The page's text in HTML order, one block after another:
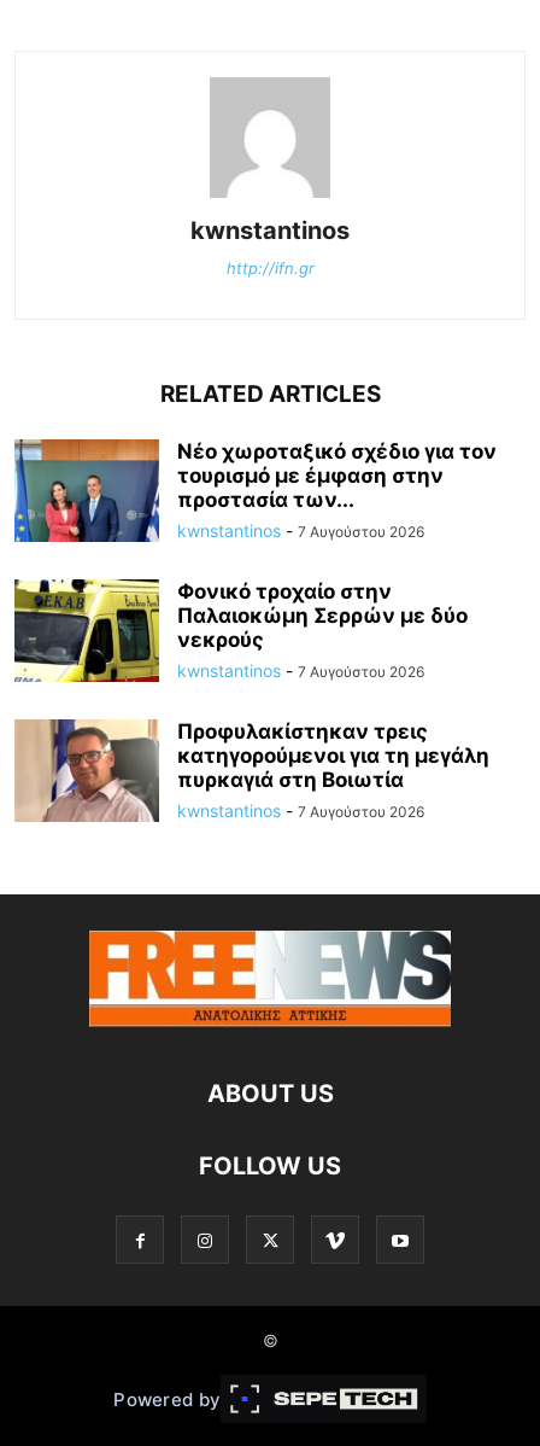
kwnstantinos
http://ifn.gr
RELATED ARTICLES
Νέο χωροταξικό σχέδιο για τον
τουρισμό με έμφαση στην
προστασία των...
kwnstantinos - 7 Αυγούστου 2026
Φονικό τροχαίο στην
Παλαιοκώμη Σερρών με δύο
νεκρούς
kwnstantinos - 7 Αυγούστου 2026
Προφυλακίστηκαν τρεις
κατηγορούμενοι για τη μεγάλη
πυρκαγιά στη Βοιωτία
kwnstantinos - 7 Αυγούστου 2026
ABOUT US
FOLLOW US
©
Powered by